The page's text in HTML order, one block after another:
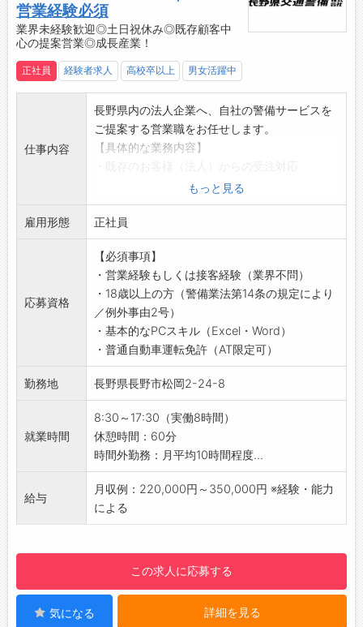
【変更の範囲】
会社の定めた業務
営業経験必須
業界未経験歓迎◎土日祝休み◎既存顧客中
心の提案営業◎成長産業！
正社員 経験者求人 高校卒以上 男女活躍中
仕事内容
長野県内の法人企業へ、自社の警備サービスを
ご提案する営業職をお任せします。
【具体的な業務内容】
・警備ニーズに応じたサービス提案
・見積書の作成
・自社の警備員へ案件の申し送り、業務内容の
説明など
・新規のお客様へのご提案
※主に、既存のお客様へのご提案がメインとな
ります。
※警備の需要も年々高くなっておりますので、
提案のしやすさも魅力です。
＜担当エリア＞
北信エリアがメインです。
＜警備案件＞
・高速道路での警備
・新幹線内での警備
・イベント会場での警備など
地域の皆さまが安心・安全に過ごせるように警
備サービスをご案内する大切なお仕事です。
で警備業務があるため、安定してお仕事があり
・営業ノルマという概念はありません。お客様
へ安心していただけるように警備サービスのご
もっと見る
雇用形態 正社員
応募資格
【必須事項】
・営業経験もしくは接客経験（業界不問）
・18歳以上の方（警備業法第14条の規定により
／例外事由2号）
・基本的なPCスキル（Excel・Word）
・普通自動車運転免許（AT限定可）
勤務地 長野県長野市松岡2-24-8
就業時間
8:30～17:30（実働8時間）
休憩時間：60分
時間外勤務：月平均10時間程度...
給与
月収例：220,000円～350,000円 ※経験・能力
による
この求人に応募する
気になる 詳細を見る